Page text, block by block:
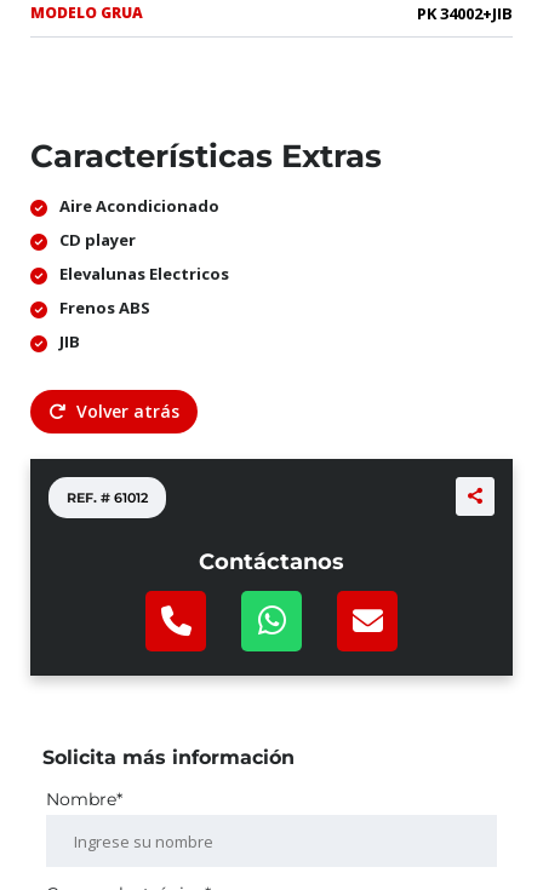
MODELO GRUA PK 34002+JIB
Características Extras
Aire Acondicionado
CD player
Elevalunas Electricos
Frenos ABS
JIB
Volver atrás
REF. # 61012
Contáctanos
Solicita más información
Nombre*